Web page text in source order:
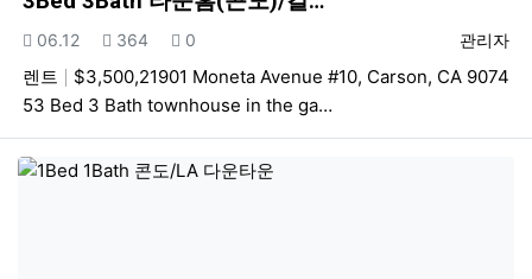
등록자
관리자
등록일
06.12 조회
364 추천
0
렌트
$3,500,21901 Moneta Avenue #10, Carson, CA 9074
53 Bed 3 Bath townhouse in the ga…